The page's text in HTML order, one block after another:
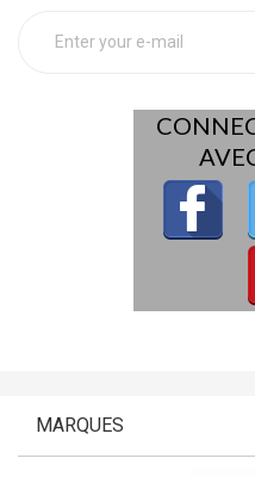
MARQUES